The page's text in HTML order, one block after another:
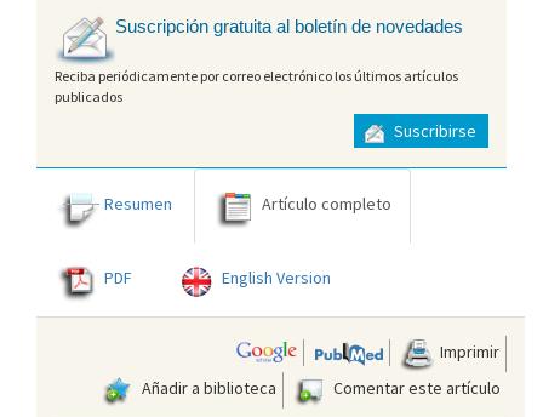
Suscripción gratuita al boletín de novedades
Reciba periódicamente por correo electrónico los últimos artículos
publicados
Suscribirse
Resumen Artículo completo
PDF English Version
Imprimir
Añadir a biblioteca
Comentar este artículo